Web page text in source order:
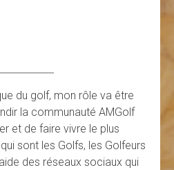
du golf, mon rôle va être
la communauté AMGolf
et de faire vivre le plus
sont les Golfs, les Golfeurs
des réseaux sociaux qui